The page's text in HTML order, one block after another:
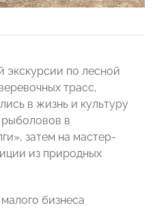
экскурсии по лесной
трасс,
в жизнь и культуру
в
затем на мастер-
из природных
бизнеса